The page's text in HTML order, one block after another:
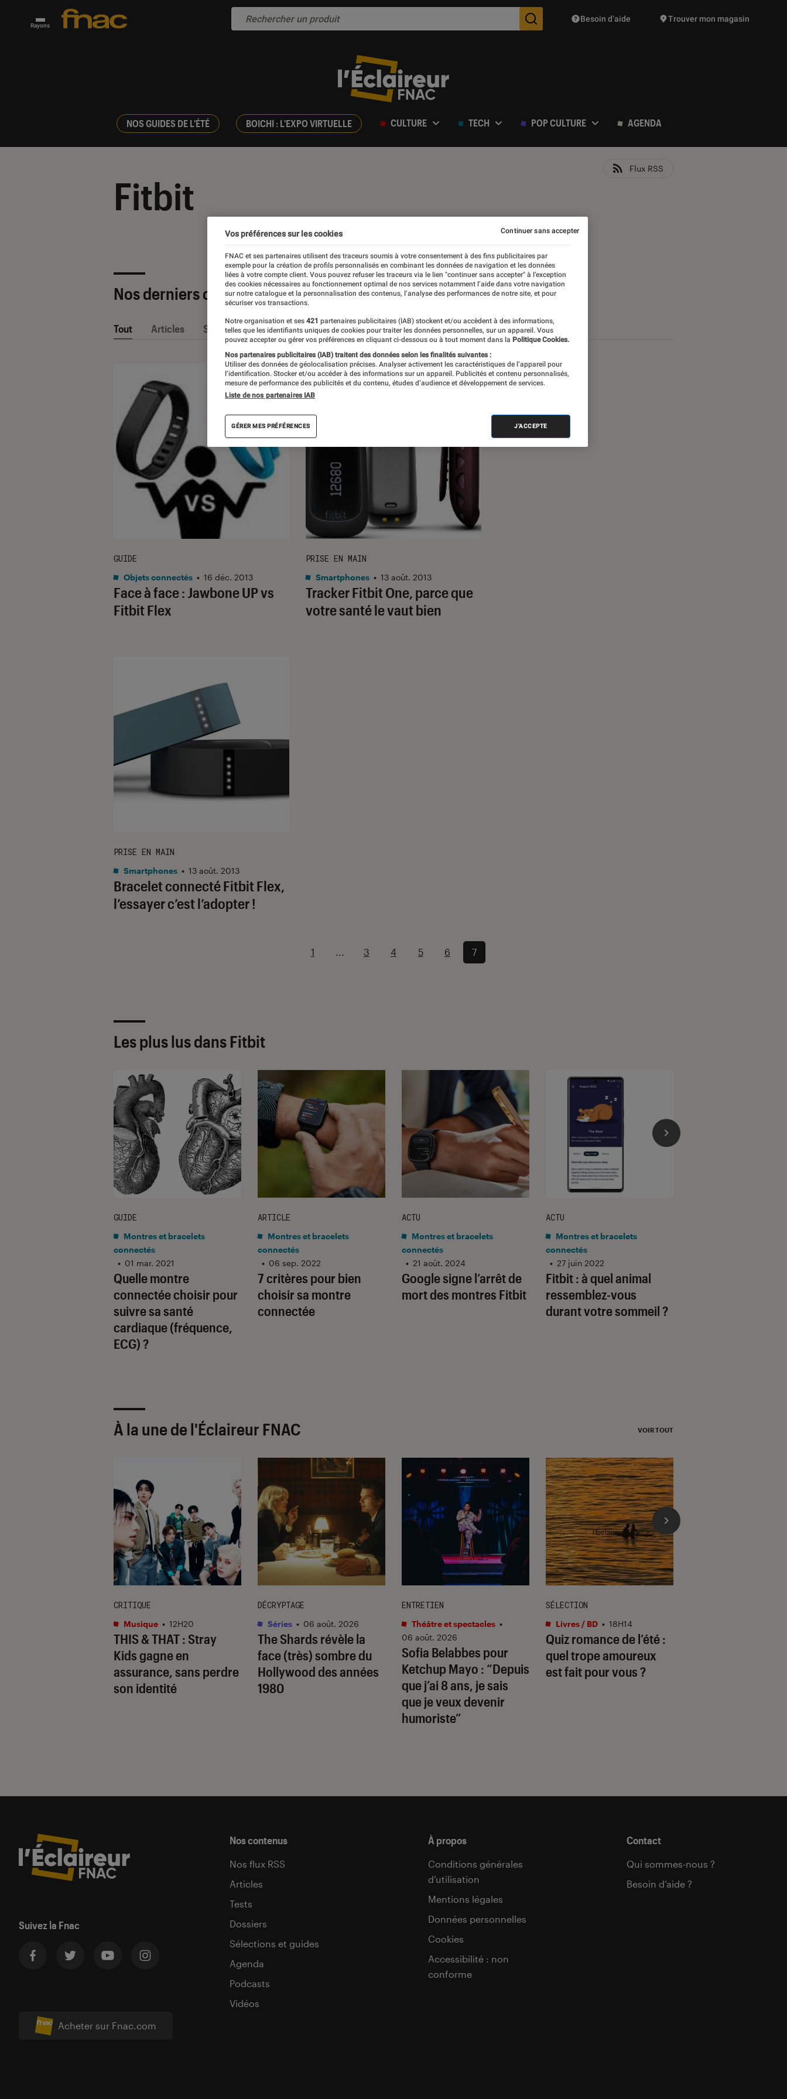
Rayons Des suggestions de produits vont vous être proposées
Besoin d’aide Trouver mon magasin
NOS GUIDES DE L'ÉTÉ BOICHI : L'EXPO VIRTUELLE CULTURE TECH POP CULTURE AGENDA
Fitbit
Flux RSS
Nos derniers contenus
Tout Articles Sélections et guides Tests
Face à face : Jawbone UP vs
Fitbit Flex
GUIDE
Objets connectés • 16 déc. 2013
Tracker Fitbit One, parce que
votre santé le vaut bien
PRISE EN MAIN
Smartphones • 13 août. 2013
Bracelet connecté Fitbit Flex,
l’essayer c’est l’adopter !
PRISE EN MAIN
Smartphones • 13 août. 2013
1 ... 3 4 5 6 7
Les plus lus dans Fitbit
Quelle montre
connectée choisir pour
suivre sa santé
cardiaque (fréquence,
ECG) ?
GUIDE
Montres et bracelets
connectés
• 01 mar. 2021
7 critères pour bien
choisir sa montre
connectée
ARTICLE
Montres et bracelets
connectés
• 06 sep. 2022
Google signe l’arrêt de
mort des montres Fitbit
ACTU
Montres et bracelets
connectés
• 21 août. 2024
Fitbit : à quel animal
ressemblez-vous
durant votre sommeil ?
ACTU
Montres et bracelets
connectés
• 27 juin 2022
À la une de l'Éclaireur FNAC VOIR TOUT
THIS & THAT: Stray
Kids gagne en
assurance, sans perdre
son identité
CRITIQUE
Musique • 12H20
The Shards révèle la
face (très) sombre du
Hollywood des années
1980
DÉCRYPTAGE
Séries • 06 août. 2026
Sofia Belabbes pour
Ketchup Mayo : “Depuis
que j’ai 8 ans, je sais
que je veux devenir
humoriste”
ENTRETIEN
Théâtre et spectacles •
06 août. 2026
Quiz romance de l’été :
quel trope amoureux
est fait pour vous ?
SÉLECTION
Livres / BD • 18H14
l'Éclaireur fnac">
Suivez la Fnac
Acheter sur Fnac.com
Nos contenus
Nos flux RSS
Articles
Tests
Dossiers
Sélections et guides
Agenda
Podcasts
Vidéos
À propos
Conditions générales
d’utilisation
Mentions légales
Données personnelles
Cookies
Accessibilité : non
conforme
Contact
Qui sommes-nous ?
Besoin d’aide ?
Vos préférences sur les cookies
FNAC et ses partenaires utilisent des traceurs soumis à votre consentement à des fins publicitaires par
exemple pour la création de profils personnalisés en combinant les données de navigation et les données
liées à votre compte client. Vous pouvez refuser les traceurs via le lien "continuer sans accepter" à l’exception
des cookies nécessaires au fonctionnement optimal de nos services notamment l’aide dans votre navigation
sur notre catalogue et la personnalisation des contenus, l’analyse des performances de notre site, et pour
sécuriser vos transactions.
Notre organisation et ses 421 partenaires publicitaires (IAB) stockent et/ou accèdent à des informations,
telles que les identifiants uniques de cookies pour traiter les données personnelles, sur un appareil. Vous
pouvez accepter ou gérer vos préférences en cliquant ci-dessous ou à tout moment dans la Politique Cookies.
Nos partenaires publicitaires (IAB) traitent des données selon les finalités suivantes :
Utiliser des données de géolocalisation précises. Analyser activement les caractéristiques de l’appareil pour
l’identification. Stocker et/ou accéder à des informations sur un appareil. Publicités et contenu personnalisés,
mesure de performance des publicités et du contenu, études d’audience et développement de services.
Liste de nos partenaires IAB
GÉRER MES PRÉFÉRENCES J'ACCEPTE
Continuer sans accepter